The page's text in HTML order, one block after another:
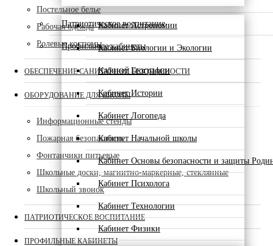
Патриотическое воспитание
Профильные кабинеты
Кабинет Астрономии
Кабинет Биологии и Экологии
Кабинет Географии
Кабинет Истории
Кабинет Логопеда
Кабинет Начальной школы
Кабинет Основы безопасности и защиты
Кабинет Психолога
Кабинет Технологии
Кабинет Физики
Постельное белье
Рабочая одежда
Ролевые костюмы
ОБЕСПЕЧЕНИЕ САНИТАРНОЙ БЕЗОПАСНОСТИ
ОБОРУДОВАНИЕ ДЛЯ ШКОЛЫ
Информационные стенды
Пожарная безопасность
Фонтанчики питьевые
Школьные доски, магнитно-маркерные, стеклянные
Школьный звонок
ПАТРИОТИЧЕСКОЕ ВОСПИТАНИЕ
ПРОФИЛЬНЫЕ КАБИНЕТЫ